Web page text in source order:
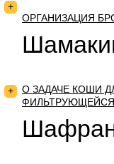
+
ОРГАНИЗАЦИЯ
+
О ЗАДАЧЕ КОШИ